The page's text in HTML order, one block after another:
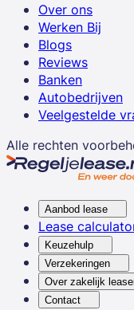
Over ons
Werken Bij
Blogs
Reviews
Banken
Autobedrijven
Veelgestelde
Alle rechten
Aanbod lease
Lease
Keuzehulp
Verzekeringen
Over zakelijk
Contact